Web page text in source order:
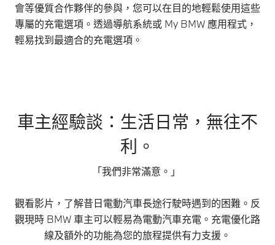
會等優質合作夥伴的參與，您可以在目的地輕鬆使用這些
專屬的充電選項。透過導航系統或 My BMW 應用程式，
輕易找到最適合的充電選項。
車主經驗談：生活日常，無往不
利。
「我們非常滿意。」
觀看影片，了解昔日電動汽車長途行駛時遇到的困難。反
觀現時 BMW 車主可以輕易為電動汽車充電。充電優化路
線及額外的功能為您的旅程提供有力支援。